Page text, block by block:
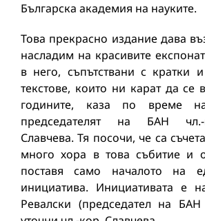
Българска академия на науките.
Това прекрасно издание дава
насладим на красивите
в него, съпътствани с кратки
текстове, които ни карат да се
годините, каза по време на
председателят на БАН
Славчева. Тя посочи, че са
много хора в това събитие и
поставя само началото на
инициатива. Инициативата е
Ревалски (председател на